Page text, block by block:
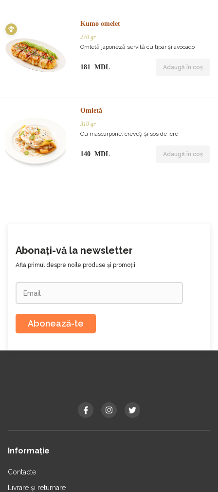
Kumo omelet
270 gr
Omletă japoneză servită cu țipar și avocado
181 MDL Adaugă în coș
Omletă
310 gr
Cu mascarpone, creveți și sos de icre
140 MDL Adaugă în coș
Abonați-vă la newsletter
Află primul despre noile produse și promoții
Abonează-te
Informație
Contacte
Livrare și returnare